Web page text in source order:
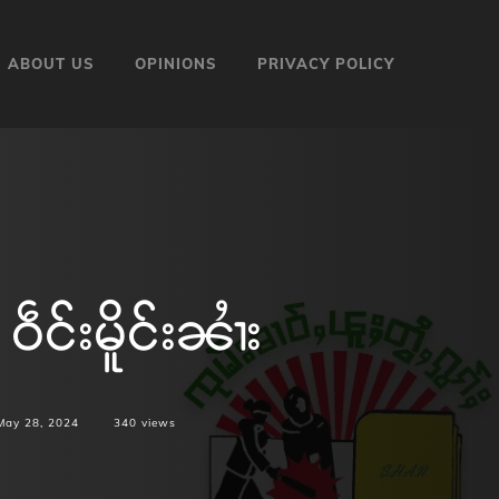
ABOUT US OPINIONS PRIVACY POLICY
င်းမိူင်းၼၢႆး
28, 2024 340 views